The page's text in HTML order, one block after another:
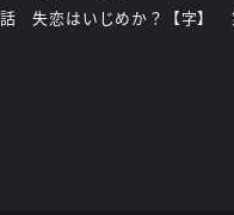
失恋はいじめか？【字】